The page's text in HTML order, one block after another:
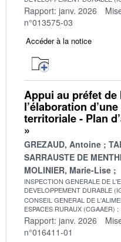
Rapport: janv. 2026
n°013575-03
Accéder à la notice
Appui au préfet de
l’élaboration
territoriale - Plan
»
GREZAUD, Antoine
SARRAUSTE DE
MOLINIER, Marie-Lise
INSPECTION GENERALE DE
DEVELOPPEMENT DURABLE
CONSEIL GENERAL DE
ESPACES RURAUX (CGAAER)
Rapport: janv. 2026
n°016411-01